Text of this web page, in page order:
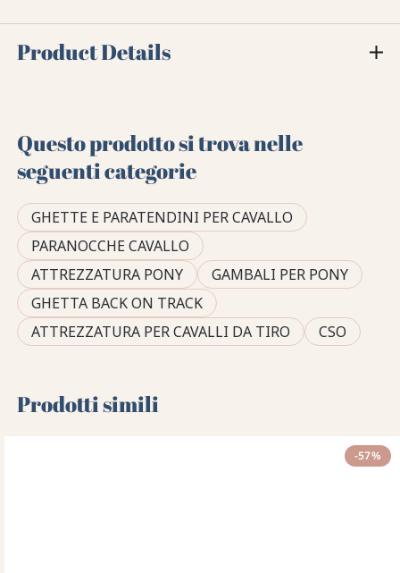
Product Details
Questo prodotto si trova nelle
seguenti categorie
GHETTE E PARATENDINI PER CAVALLO
PARANOCCHE CAVALLO
ATTREZZATURA PONY
GAMBALI PER PONY
GHETTA BACK ON TRACK
ATTREZZATURA PER CAVALLI DA TIRO
CSO
Prodotti simili
-57%